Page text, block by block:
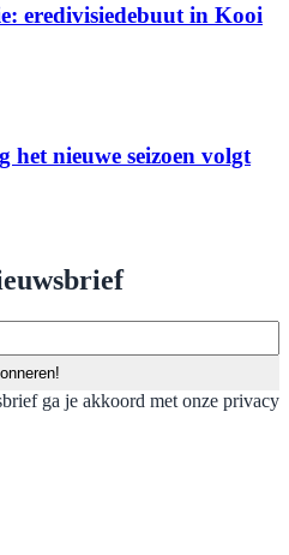
eredivisiedebuut in Kooi
het nieuwe seizoen volgt
ga je akkoord met onze privacy